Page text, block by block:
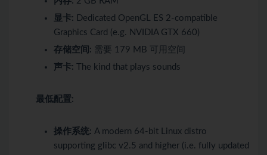
显卡: Dedicated OpenGL ES 2-compatible
Graphics Card (e.g. NVIDIA GTX 660)
存储空间: 需要 179 MB 可用空间
声卡: The kind that plays sounds
最低配置:
操作系统: A modern 64-bit Linux distro
supporting glibc v2.5 and higher (i.e. fully updated